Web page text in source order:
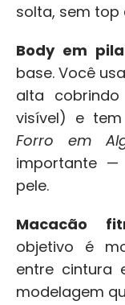
solta, sem top
Body em
base. Você
alta
Forro em
importante
pele.
Macacão
objetivo é
entre cintura
modelagem